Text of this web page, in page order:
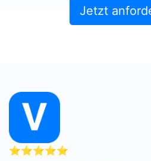
Jetzt
⭐⭐⭐⭐⭐